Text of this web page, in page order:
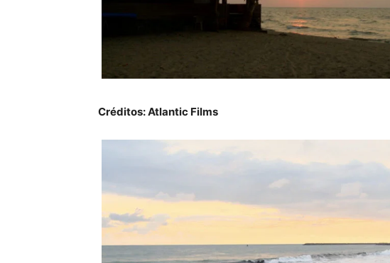
Créditos: Atlantic Films